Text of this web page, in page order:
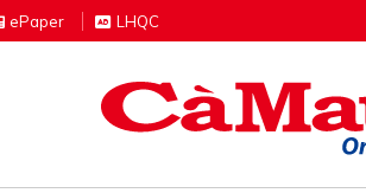
ePaper LHQC